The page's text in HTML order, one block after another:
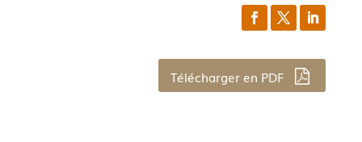
Télécharger en PDF